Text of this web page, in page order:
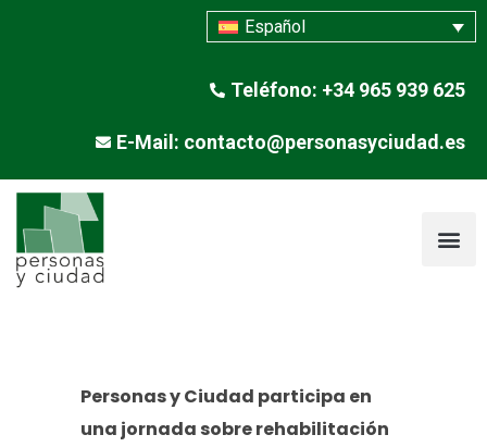
Español
Teléfono: +34 965 939 625
E-Mail: contacto@personasyciudad.es
Personas y Ciudad participa en
una jornada sobre rehabilitación